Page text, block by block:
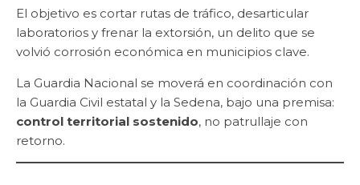
El objetivo es cortar rutas de tráfico, desarticular
laboratorios y frenar la extorsión, un delito que se
volvió corrosión económica en municipios clave.
La Guardia Nacional se moverá en coordinación con
la Guardia Civil estatal y la Sedena, bajo una premisa:
control territorial sostenido, no patrullaje con
retorno.